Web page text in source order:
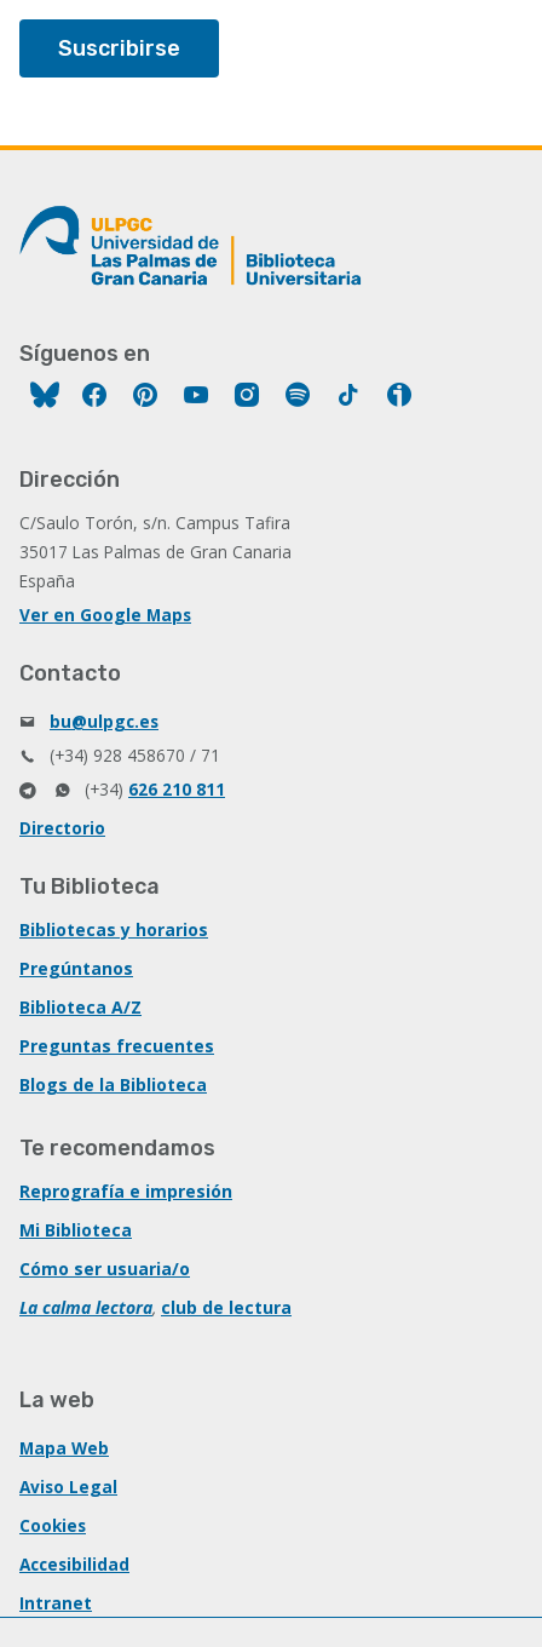
Síguenos en
FacebookPinterestYouTubeInstagram
Spotify Tiktok
Dirección
C/Saulo Torón, s/n. Campus Tafira
35017 Las Palmas de Gran Canaria
España
Ver en Google Maps
Contacto
bu@ulpgc.es
(+34) 928 458670 / 71
(+34) 626 210 811
Directorio
Tu Biblioteca
Bibliotecas y horarios
Pregúntanos
Biblioteca A/Z
Preguntas frecuentes
Blogs de la Biblioteca
Te recomendamos
Reprografía e impresión
Mi Biblioteca
Cómo ser usuaria/o
La calma lectora, club de lectura
La web
Mapa Web
Aviso Legal
Cookies
Accesibilidad
Intranet